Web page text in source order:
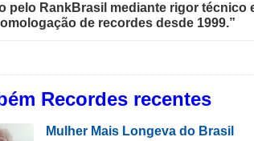
pelo RankBrasil mediante rigor técnico
de recordes desde 1999.”
Recordes recentes
Mulher Mais Longeva do Brasil